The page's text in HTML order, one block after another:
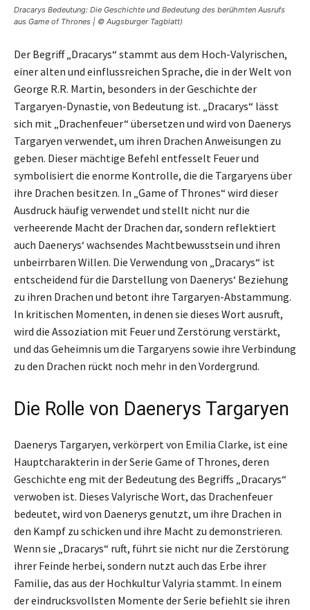
Dracarys Bedeutung: Die Geschichte und Bedeutung des berühmten Ausrufs
aus Game of Thrones | © Augsburger Tagblatt)
Der Begriff „Dracarys“ stammt aus dem Hoch-Valyrischen,
einer alten und einflussreichen Sprache, die in der Welt von
George R.R. Martin, besonders in der Geschichte der
Targaryen-Dynastie, von Bedeutung ist. „Dracarys“ lässt
sich mit „Drachenfeuer“ übersetzen und wird von Daenerys
Targaryen verwendet, um ihren Drachen Anweisungen zu
geben. Dieser mächtige Befehl entfesselt Feuer und
symbolisiert die enorme Kontrolle, die die Targaryens über
ihre Drachen besitzen. In „Game of Thrones“ wird dieser
Ausdruck häufig verwendet und stellt nicht nur die
verheerende Macht der Drachen dar, sondern reflektiert
auch Daenerys‘ wachsendes Machtbewusstsein und ihren
unbeirrbaren Willen. Die Verwendung von „Dracarys“ ist
entscheidend für die Darstellung von Daenerys‘ Beziehung
zu ihren Drachen und betont ihre Targaryen-Abstammung.
In kritischen Momenten, in denen sie dieses Wort ausruft,
wird die Assoziation mit Feuer und Zerstörung verstärkt,
und das Geheimnis um die Targaryens sowie ihre Verbindung
zu den Drachen rückt noch mehr in den Vordergrund.
Die Rolle von Daenerys Targaryen
Daenerys Targaryen, verkörpert von Emilia Clarke, ist eine
Hauptcharakterin in der Serie Game of Thrones, deren
Geschichte eng mit der Bedeutung des Begriffs „Dracarys“
verwoben ist. Dieses Valyrische Wort, das Drachenfeuer
bedeutet, wird von Daenerys genutzt, um ihre Drachen in
den Kampf zu schicken und ihre Macht zu demonstrieren.
Wenn sie „Dracarys“ ruft, führt sie nicht nur die Zerstörung
ihrer Feinde herbei, sondern nutzt auch das Erbe ihrer
Familie, das aus der Hochkultur Valyria stammt. In einem
der eindrucksvollsten Momente der Serie befiehlt sie ihren